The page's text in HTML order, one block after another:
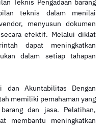
Teknis Pengadaan barang
teknis dalam menilai
menyusun dokumen
efektif. Melalui diklat
dapat meningkatkan
dalam setiap tahapan
dan Akuntabilitas Dengan
memiliki pemahaman yang
dan jasa. Pelatihan,
membantu meningkatkan